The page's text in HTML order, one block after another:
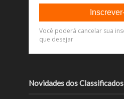
Novidades dos Classificados